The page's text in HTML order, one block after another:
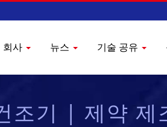
회사 뉴스 기술 공유
조기 | 제약 제